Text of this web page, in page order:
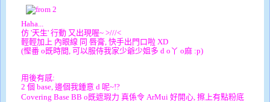
Haha...
仿 '天生' 行動 又出現喔~ >///<
輕輕加上 內眼線 同 唇膏, 快手出門口啦 XD
(慳番 o既時間, 可以服侍我家少爺少姐多 d o丫 o麻 :p)
用後有感:
2 個 base, 邊個我鍾意 d 呢~!?
Covering Base BB o既遮瑕力 真係令 ArMui 好開心, 擦上有點粉底